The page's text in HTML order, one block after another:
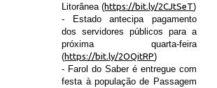
Litorânea (https://bit.ly/2CJtSeT)
- Estado antecipa pagamento
dos servidores públicos para a
próxima quarta-feira
(https://bit.ly/2OQitRP)
- Farol do Saber é entregue com
festa à população de Passagem